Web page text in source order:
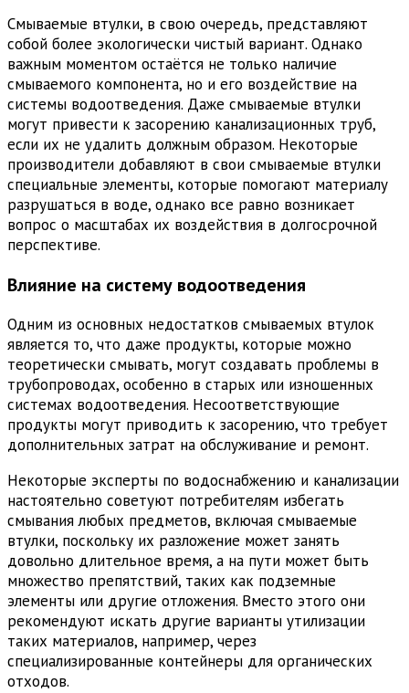
Смываемые втулки, в свою очередь, представляют
собой более экологически чистый вариант. Однако
важным моментом остаётся не только наличие
смываемого компонента, но и его воздействие на
системы водоотведения. Даже смываемые втулки
могут привести к засорению канализационных труб,
если их не удалить должным образом. Некоторые
производители добавляют в свои смываемые втулки
специальные элементы, которые помогают материалу
разрушаться в воде, однако все равно возникает
вопрос о масштабах их воздействия в долгосрочной
перспективе.
Влияние на систему водоотведения
Одним из основных недостатков смываемых втулок
является то, что даже продукты, которые можно
теоретически смывать, могут создавать проблемы в
трубопроводах, особенно в старых или изношенных
системах водоотведения. Несоответствующие
продукты могут приводить к засорению, что требует
дополнительных затрат на обслуживание и ремонт.
Некоторые эксперты по водоснабжению и канализации
настоятельно советуют потребителям избегать
смывания любых предметов, включая смываемые
втулки, поскольку их разложение может занять
довольно длительное время, а на пути может быть
множество препятствий, таких как подземные
элементы или другие отложения. Вместо этого они
рекомендуют искать другие варианты утилизации
таких материалов, например, через
специализированные контейнеры для органических
отходов.